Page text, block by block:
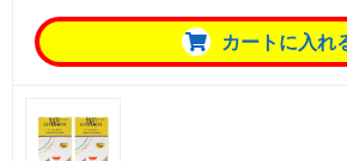
カートに入れ